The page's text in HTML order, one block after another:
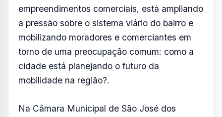
empreendimentos comerciais, está ampliando
a pressão sobre o sistema viário do bairro e
mobilizando moradores e comerciantes em
torno de uma preocupação comum: como a
cidade está planejando o futuro da
mobilidade na região?.
Na Câmara Municipal de São José dos